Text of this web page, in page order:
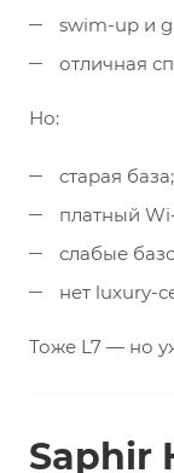
swim-up и
отличная
Но:
старая база;
платный
слабые
нет luxury-
Тоже L7 — но
Saphir